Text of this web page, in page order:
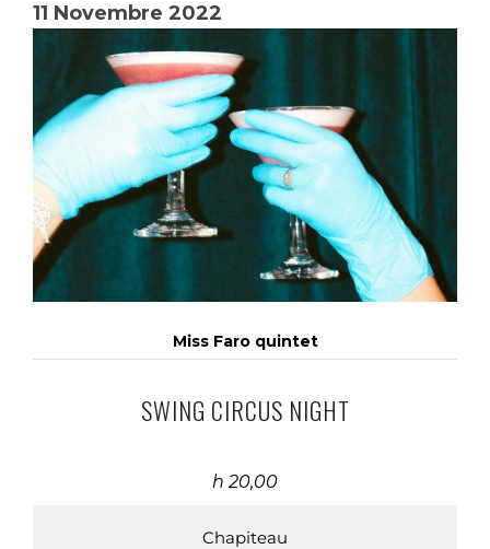
11 Novembre 2022
Miss Faro quintet
SWING CIRCUS NIGHT
h 20,00
Chapiteau